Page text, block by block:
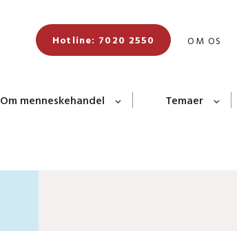
Hotline: 7020 2550 OM OS
Om menneskehandel Temaer